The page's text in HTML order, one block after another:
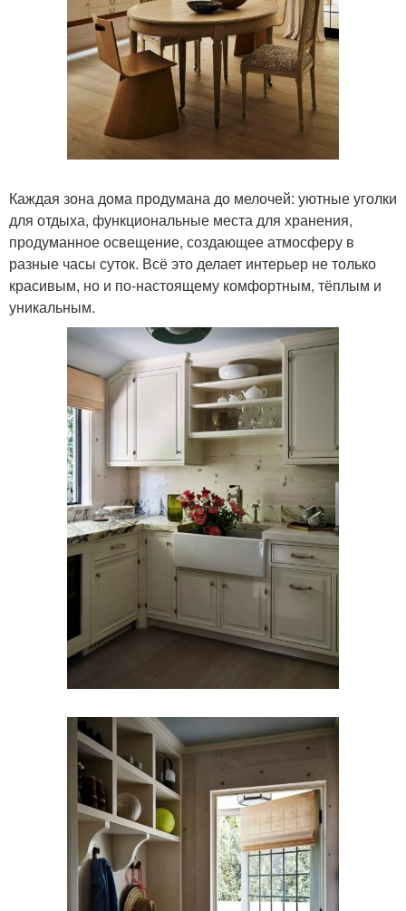
Каждая зона дома продумана до мелочей: уютные уголки
для отдыха, функциональные места для хранения,
продуманное освещение, создающее атмосферу в
разные часы суток. Всё это делает интерьер не только
красивым, но и по-настоящему комфортным, тёплым и
уникальным.